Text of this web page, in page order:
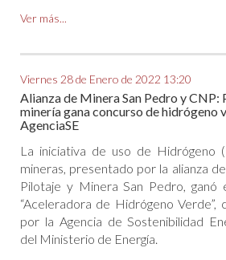
Ver más...
Viernes 28 de Enero de 2022 13:20
Alianza de Minera San Pedro y CNP:
minería gana concurso de hidrógeno
AgenciaSE
La iniciativa de uso de Hidrógeno
mineras, presentado por la alianza
Pilotaje y Minera San Pedro, ganó
“Aceleradora de Hidrógeno Verde”,
por la Agencia de Sostenibilidad
del Ministerio de Energía.